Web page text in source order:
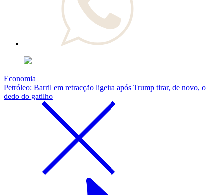
Economia
Petróleo: Barril em retracção ligeira após Trump tirar, de novo, o
dedo do gatilho